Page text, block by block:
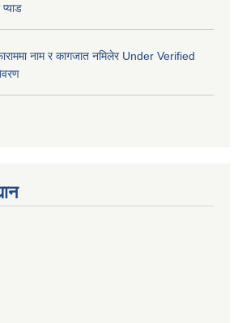
नाम र कागजात नमिलेर Under Verified